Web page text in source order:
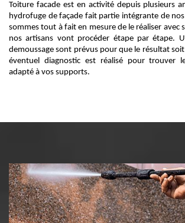
Toiture facade est en activité depuis plusieurs
hydrofuge de façade fait partie intégrante de
sommes tout à fait en mesure de le réaliser avec
nos artisans vont procéder étape par étape.
demoussage sont prévus pour que le résultat
éventuel diagnostic est réalisé pour trouver
adapté à vos supports.